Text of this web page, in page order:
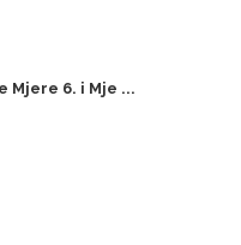
Mjere 6. i Mje ...